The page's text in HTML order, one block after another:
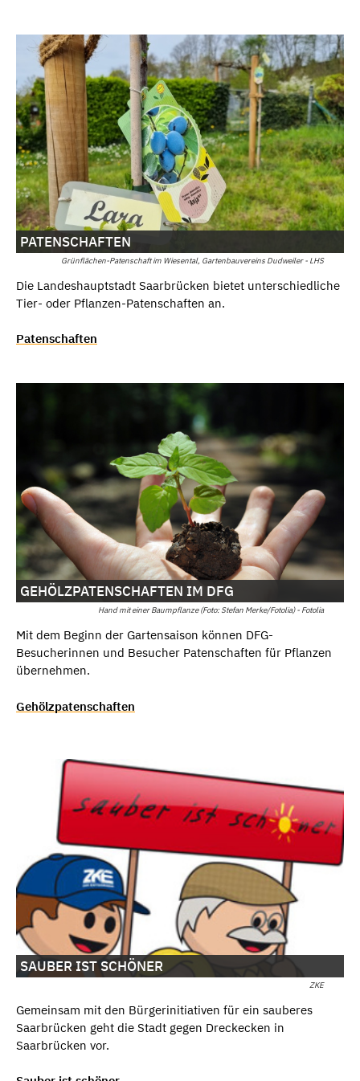
Grünflächen-Patenschaft im Wiesental, Gartenbauvereins Dudweiler - LHS
PATENSCHAFTEN
Die Landeshauptstadt Saarbrücken bietet unterschiedliche
Tier- oder Pflanzen-Patenschaften an.
Patenschaften
Hand mit einer Baumpflanze (Foto: Stefan Merke/Fotolia) - Fotolia
GEHÖLZPATENSCHAFTEN IM DFG
Mit dem Beginn der Gartensaison können DFG-
Besucherinnen und Besucher Patenschaften für Pflanzen
übernehmen.
Gehölzpatenschaften
ZKE
SAUBER IST SCHÖNER
Gemeinsam mit den Bürgerinitiativen für ein sauberes
Saarbrücken geht die Stadt gegen Dreckecken in
Saarbrücken vor.